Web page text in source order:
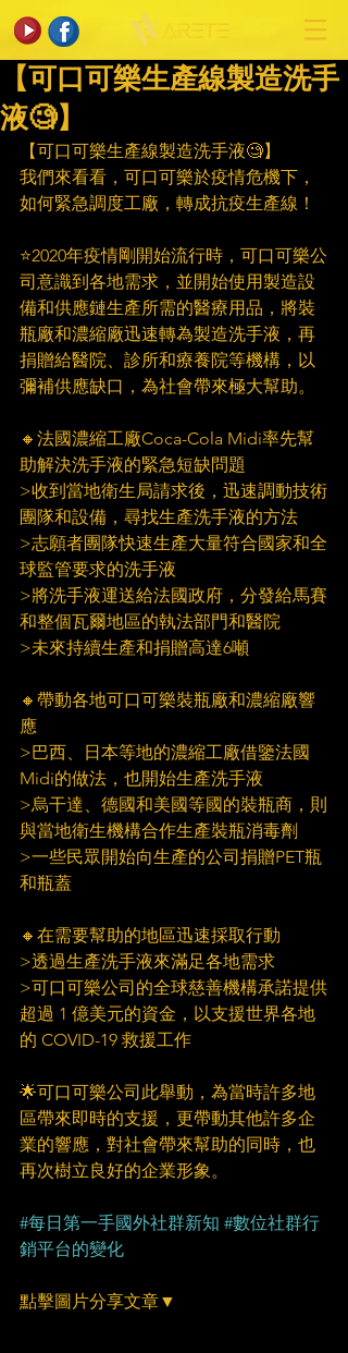
【可口可樂生產線製造洗手
液🧐】
【可口可樂生產線製造洗手液🧐】
我們來看看，可口可樂於疫情危機下，
如何緊急調度工廠，轉成抗疫生產線！
⭐2020年疫情剛開始流行時，可口可樂公
司意識到各地需求，並開始使用製造設
備和供應鏈生產所需的醫療用品，將裝
瓶廠和濃縮廠迅速轉為製造洗手液，再
捐贈給醫院、診所和療養院等機構，以
彌補供應缺口，為社會帶來極大幫助。
🔸法國濃縮工廠Coca-Cola Midi率先幫
助解決洗手液的緊急短缺問題
>收到當地衛生局請求後，迅速調動技術
團隊和設備，尋找生產洗手液的方法
>志願者團隊快速生產大量符合國家和全
球監管要求的洗手液
>將洗手液運送給法國政府，分發給馬賽
和整個瓦爾地區的執法部門和醫院
>未來持續生產和捐贈高達6噸
🔸帶動各地可口可樂裝瓶廠和濃縮廠響
應
>巴西、日本等地的濃縮工廠借鑒法國
Midi的做法，也開始生產洗手液
>烏干達、德國和美國等國的裝瓶商，則
與當地衛生機構合作生產裝瓶消毒劑
>一些民眾開始向生產的公司捐贈PET瓶
和瓶蓋
🔸在需要幫助的地區迅速採取行動
>透過生產洗手液來滿足各地需求
>可口可樂公司的全球慈善機構承諾提供
超過 1 億美元的資金，以支援世界各地
的 COVID-19 救援工作
🌟可口可樂公司此舉動，為當時許多地
區帶來即時的支援，更帶動其他許多企
業的響應，對社會帶來幫助的同時，也
再次樹立良好的企業形象。
#每日第一手國外社群新知 #數位社群行
銷平台的變化
點擊圖片分享文章▼